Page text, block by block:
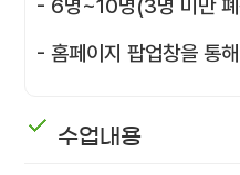
- 6명~10명(3명 미만
- 홈페이지 팝업창을 통
수업내용